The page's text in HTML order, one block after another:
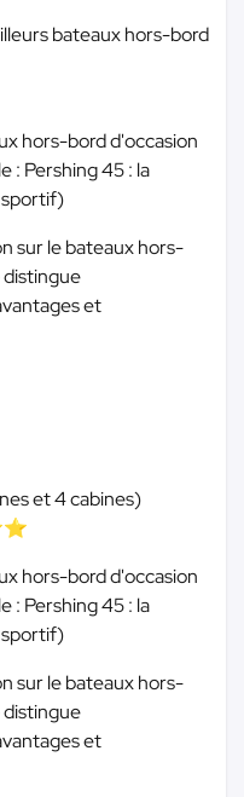
bateaux hors-bord
hors-bord d'occasion
: Pershing 45 : la
sportif)
sur le bateaux hors-
distingue
et
et 4 cabines)
hors-bord d'occasion
: Pershing 45 : la
sportif)
sur le bateaux hors-
distingue
et